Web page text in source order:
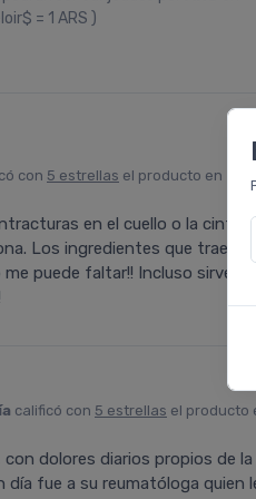
= 1 ARS )
con 5 estrellas el producto en
en el cuello o la
Los ingredientes que trae
puede faltar!! Incluso sirve
calificó con 5 estrellas el producto
dolores diarios propios de
día fue a su reumatóloga